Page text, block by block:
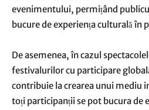
evenimentului, permițând
bucure de experiența culturală în
De asemenea, în cazul
festivalurilor cu participare
contribuie la crearea unui mediu
toți participanții se pot bucura de